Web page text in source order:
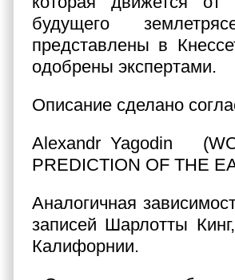
будущего
представлены в
одобрены экспертами.
Описание сделано
Alexandr Yagodin
PREDICTION OF THE
Аналогичная
записей Шарлотты
Калифорнии.